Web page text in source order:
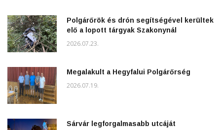
Polgárőrök és drón segítségével kerültek
elő a lopott tárgyak Szakonynál
2026.07.23.
Megalakult a Hegyfalui Polgárőrség
2026.07.19.
Sárvár legforgalmasabb utcáját